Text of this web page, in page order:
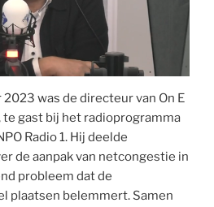
was de directeur van On E
te gast bij het radioprogramma
Radio 1. Hij deelde
de aanpak van netcongestie in
probleem dat de
plaatsen belemmert. Samen